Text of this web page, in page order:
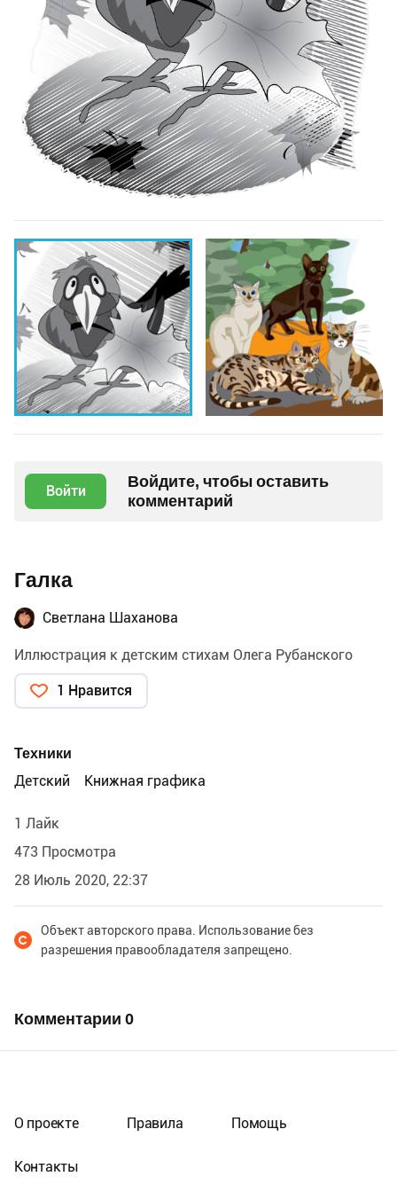
Войти
Войдите, чтобы оставить
комментарий
Галка
Светлана Шаханова
Иллюстрация к детским стихам Олега Рубанского
1 Нравится
Техники
Детский
Книжная графика
1 Лайк
473 Просмотра
28 Июль 2020, 22:37
Объект авторского права. Использование без
разрешения правообладателя запрещено.
Комментарии 0
О проекте Правила Помощь
Контакты